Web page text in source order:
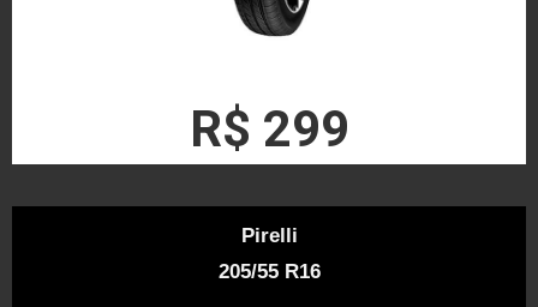
R$ 299
Pirelli
205/55 R16